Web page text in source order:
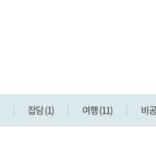
잡담(1) 여행(11) 비